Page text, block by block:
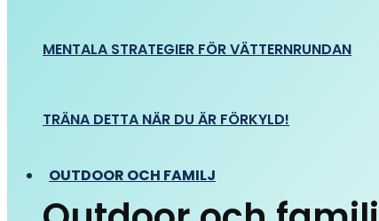
MENTALA STRATEGIER FÖR VÄTTERNRUNDAN
TRÄNA DETTA NÄR DU ÄR FÖRKYLD!
OUTDOOR OCH FAMILJ